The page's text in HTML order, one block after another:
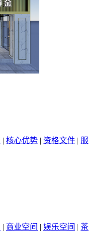
| 核心优势 | 资格文件 | 服
| 商业空间 | 娱乐空间 | 茶